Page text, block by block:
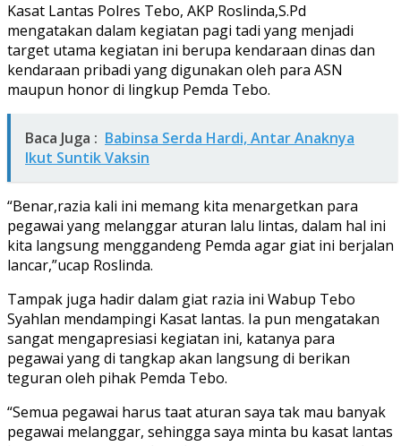
Kasat Lantas Polres Tebo, AKP Roslinda,S.Pd
mengatakan dalam kegiatan pagi tadi yang menjadi
target utama kegiatan ini berupa kendaraan dinas dan
kendaraan pribadi yang digunakan oleh para ASN
maupun honor di lingkup Pemda Tebo.
Baca Juga : Babinsa Serda Hardi, Antar Anaknya
Ikut Suntik Vaksin
“Benar,razia kali ini memang kita menargetkan para
pegawai yang melanggar aturan lalu lintas, dalam hal ini
kita langsung menggandeng Pemda agar giat ini berjalan
lancar,”ucap Roslinda.
Tampak juga hadir dalam giat razia ini Wabup Tebo
Syahlan mendampingi Kasat lantas. Ia pun mengatakan
sangat mengapresiasi kegiatan ini, katanya para
pegawai yang di tangkap akan langsung di berikan
teguran oleh pihak Pemda Tebo.
“Semua pegawai harus taat aturan saya tak mau banyak
pegawai melanggar, sehingga saya minta bu kasat lantas